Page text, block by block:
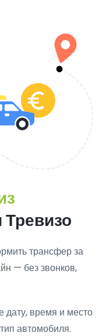
трансфер за
— без звонков,
дату, время и место
автомобиля.